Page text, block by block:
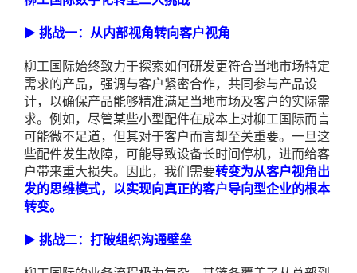
▶ 挑战一：从内部视角转向客户视角
柳工国际始终致力于探索如何研发更符合当地市场特定
需求的产品，强调与客户紧密合作，共同参与产品设
计，以确保产品能够精准满足当地市场及客户的实际需
求。例如，尽管某些小型配件在成本上对柳工国际而言
可能微不足道，但其对于客户而言却至关重要。一旦这
些配件发生故障，可能导致设备长时间停机，进而给客
户带来重大损失。因此，我们需要转变为从客户视角出
发的思维模式，以实现向真正的客户导向型企业的根本
转变。
▶ 挑战二：打破组织沟通壁垒